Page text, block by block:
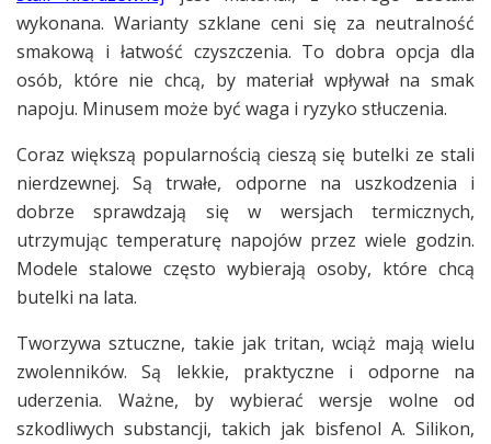
wykonana. Warianty szklane ceni się za neutralność
smakową i łatwość czyszczenia. To dobra opcja dla
osób, które nie chcą, by materiał wpływał na smak
napoju. Minusem może być waga i ryzyko stłuczenia.
Coraz większą popularnością cieszą się butelki ze stali
nierdzewnej. Są trwałe, odporne na uszkodzenia i
dobrze sprawdzają się w wersjach termicznych,
utrzymując temperaturę napojów przez wiele godzin.
Modele stalowe często wybierają osoby, które chcą
butelki na lata.
Tworzywa sztuczne, takie jak tritan, wciąż mają wielu
zwolenników. Są lekkie, praktyczne i odporne na
uderzenia. Ważne, by wybierać wersje wolne od
szkodliwych substancji, takich jak bisfenol A. Silikon,